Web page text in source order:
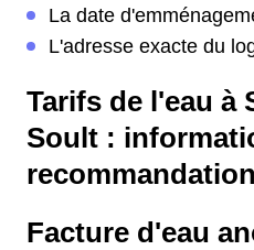
La date
L'adresse exacte du
Tarifs de l'eau à
Soult :
Facture d'eau